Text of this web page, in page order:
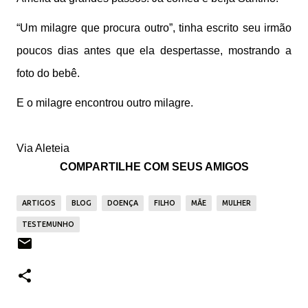
“Um milagre que procura outro”, tinha escrito seu irmão
poucos dias antes que ela despertasse, mostrando a
foto do bebê.
E o milagre encontrou outro milagre.
Via Aleteia
COMPARTILHE COM SEUS AMIGOS
ARTIGOS BLOG DOENÇA FILHO MÃE MULHER
TESTEMUNHO